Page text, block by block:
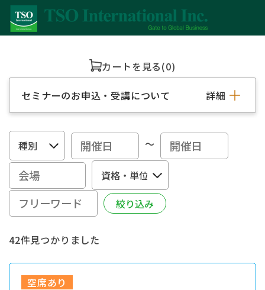
カートを見る(0)
セミナーのお申込・受講について 詳細
～
42件見つかりました
空席あり